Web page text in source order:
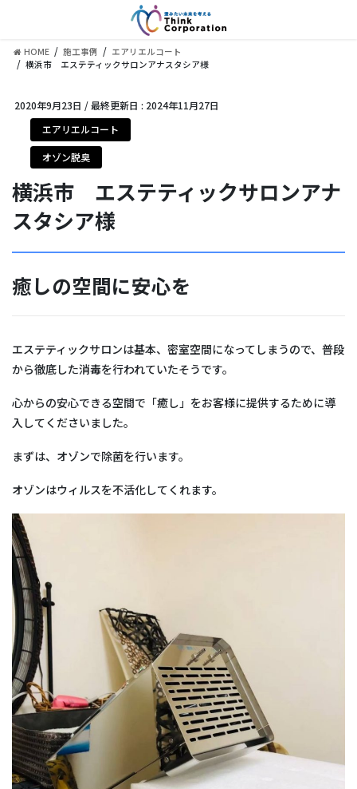
HOME 施工事例
エアリエルコート
横浜市 エステティックサロンアナスタシア様
2020年9月23日 / 最終更新日 : 2024年11月27日
エアリエルコート
オゾン脱臭
横浜市 エステティックサロンアナ
スタシア様
癒しの空間に安心を
エステティックサロンは基本、密室空間になってしまうので、普段
から徹底した消毒を行われていたそうです。
心からの安心できる空間で「癒し」をお客様に提供するために導
入してくださいました。
まずは、オゾンで除菌を行います。
オゾンはウィルスを不活化してくれます。